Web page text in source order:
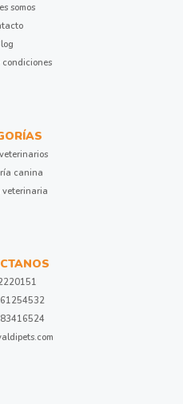
somos
condiciones
canina
veterinaria